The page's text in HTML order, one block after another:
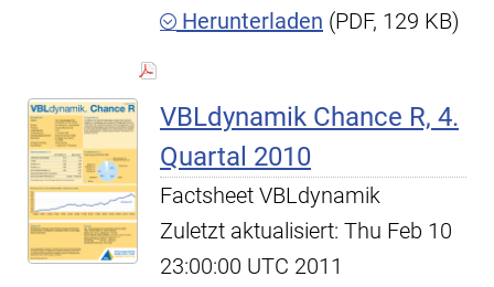
Herunterladen (PDF, 129 KB)
VBLdynamik Chance R, 4.
Quartal 2010
Factsheet VBLdynamik
Zuletzt aktualisiert: Thu Feb 10
23:00:00 UTC 2011